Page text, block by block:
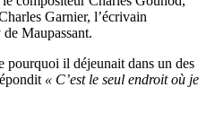
Garnier, l’écrivain
Maupassant.
pourquoi il déjeunait dans un des
« C’est le seul endroit où je